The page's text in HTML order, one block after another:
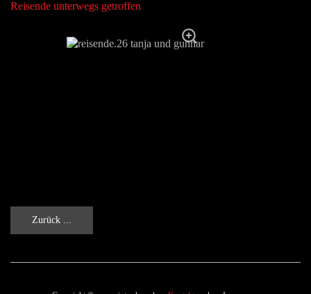
Reisende unterwegs getroffen
Zurück ...